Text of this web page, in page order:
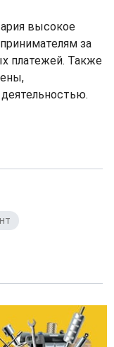
высокое
за
платежей. Также